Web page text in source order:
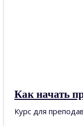
Как начать
Курс для